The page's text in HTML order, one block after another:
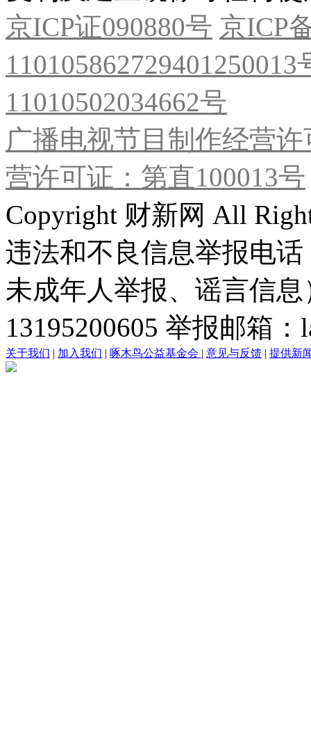
京ICP证090880号 京ICP
11010502034662号
广播电视节目制作经营
营许可证：第直100013号
Copyright 财新网 All
违法和不良信息举报电
未成年人举报、谣言信
13195200605 举报邮箱
关于我们 | 加入我们 | 啄木鸟公益基金会 | 意见与反馈 | 提供新